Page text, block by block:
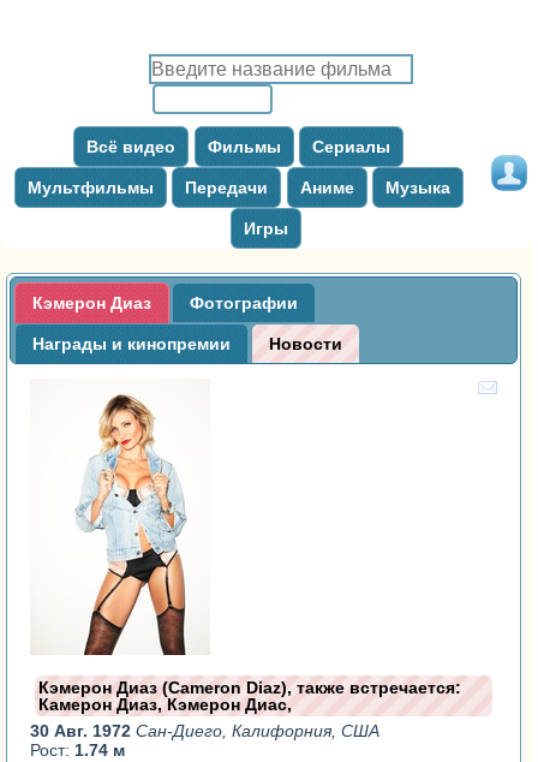
Всё видео Фильмы Сериалы
Мультфильмы Передачи Аниме Музыка
Игры
Кэмерон Диаз Фотографии
Награды и кинопремии Новости
Кэмерон Диаз (Cameron Diaz), также встречается:
Камерон Диаз, Кэмерон Диас,
30 Авг. 1972Сан-Диего, Калифорния, США
Рост: 1.74 м